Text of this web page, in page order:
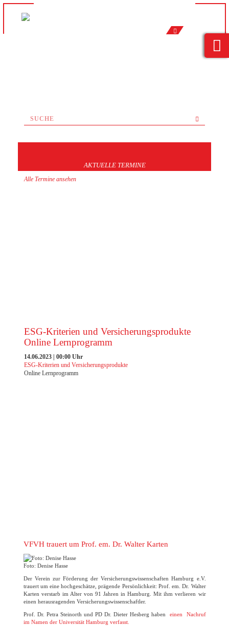
ESG-Kriterien und Versicherungsprodukte
Online Lernprogramm
14.06.2023 | 00:00 Uhr
ESG-Kriterien und Versicherungsprodukte
Online Lernprogramm
VFVH trauert um Prof. em. Dr. Walter Karten
Foto: Denise Hasse
Der Verein zur Förderung der Versicherungswissenschaften Hamburg e.V.
trauert um eine hochgeschätze, prägende Persönlichkeit: Prof. em. Dr. Walter
Karten verstarb im Alter von 91 Jahren in Hamburg. Mit ihm verlieren wir
einen herausragenden Versicherungswissenschaftler.
Prof. Dr. Petra Steinorth und PD Dr. Dieter Hesberg haben einen Nachruf
im Namen der Universität Hamburg verfasst.
AKTUELLE TERMINE
Alle Termine ansehen